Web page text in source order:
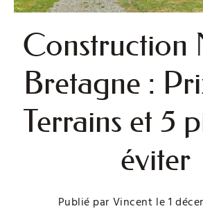
Construction
Bretagne :
Terrains et 5
éviter
Publié par Vincent le 1